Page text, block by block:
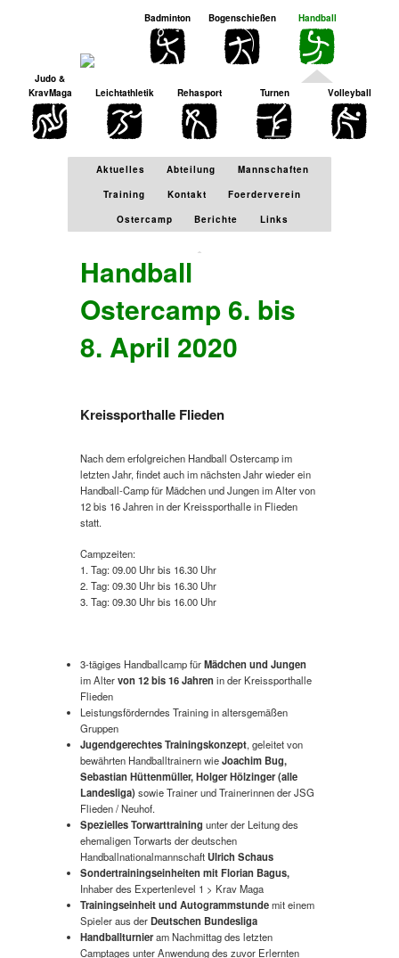
Badminton Bogenschießen Handball
Judo &
KravMaga
Leichtathletik Rehasport Turnen Volleyball
Aktuelles Abteilung
Mannschaften
Training
Kontakt
Foerderverein
Ostercamp
Berichte Links
Handball
Ostercamp 6. bis
8. April 2020
Kreissporthalle Flieden
Nach dem erfolgreichen Handball Ostercamp im
letzten Jahr, findet auch im nächsten Jahr wieder ein
Handball-Camp für Mädchen und Jungen im Alter von
12 bis 16 Jahren in der Kreissporthalle in Flieden
statt.
Campzeiten:
1. Tag: 09.00 Uhr bis 16.30 Uhr
2. Tag: 09.30 Uhr bis 16.30 Uhr
3. Tag: 09.30 Uhr bis 16.00 Uhr
3-tägiges Handballcamp fürMädchen und Jungen
im Altervon 12 bis 16 Jahrenin der Kreissporthalle
Flieden
Leistungsförderndes Training in altersgemäßen
Gruppen
Jugendgerechtes Trainingskonzept, geleitet von
bewährten Handballtrainern wieJoachim Bug,
Sebastian Hüttenmüller, Holger Hölzinger (alle
Landesliga)sowie Trainer und Trainerinnen der JSG
Flieden / Neuhof.
Spezielles Torwarttraining unter der Leitung des
ehemaligen Torwarts der deutschen
HandballnationalmannschaftUlrich Schaus
Sondertrainingseinheiten mit Florian Bagus,
Inhaber des Expertenlevel 1 > Krav Maga
Trainingseinheit und Autogrammstundemit einem
Spieler aus derDeutschen Bundesliga
Handballturnieram Nachmittag des letzten
Camptages unter Anwendung des zuvor Erlernten